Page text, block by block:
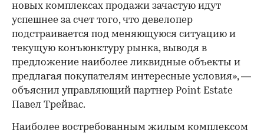
новых комплексах продажи зачастую идут
успешнее за счет того, что девелопер
подстраивается под меняющуюся ситуацию и
текущую конъюнктуру рынка, выводя в
предложение наиболее ликвидные объекты и
предлагая покупателям интересные условия», —
объяснил управляющий партнер Point Estate
Павел Трейвас.
Наиболее востребованным жилым комплексом